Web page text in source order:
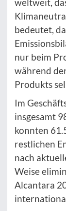
bedeutet,
nur beim
während
Produkts
Im
insgesamt
konnten
restlichen
nach
Weise
Alcantara